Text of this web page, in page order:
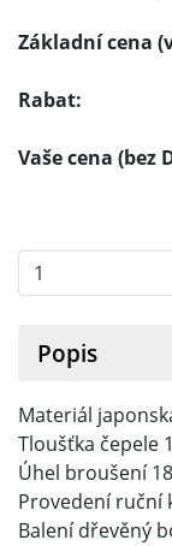
Základní cena
Rabat:
Vaše cena (bez
Popis
Materiál
Tloušťka čepele
Úhel broušení
Provedení ruční
Balení dřevěný